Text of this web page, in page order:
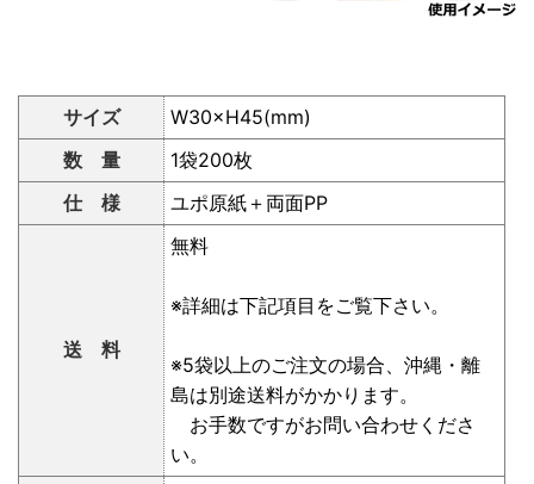
サイズ
W30×H45(mm)
数 量
1袋200枚
仕 様
ユポ原紙＋両面PP
送 料
無料
※詳細は下記項目をご覧下さい。
※5袋以上のご注文の場合、沖縄・離
島は別途送料がかかります。
お手数ですがお問い合わせくださ
い。